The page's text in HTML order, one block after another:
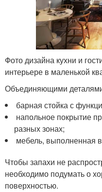
Фото дизайна кухни и
интерьере в маленькой
Объединяющими
барная стойка с
напольное покрытие
разных зонах;
мебель, выполненная
Чтобы запахи не
необходимо подумать о
поверхностью.